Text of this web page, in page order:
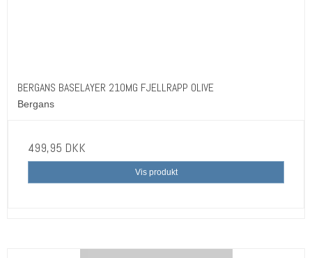
BERGANS BASELAYER 210MG FJELLRAPP OLIVE
Bergans
499,95 DKK
Vis produkt